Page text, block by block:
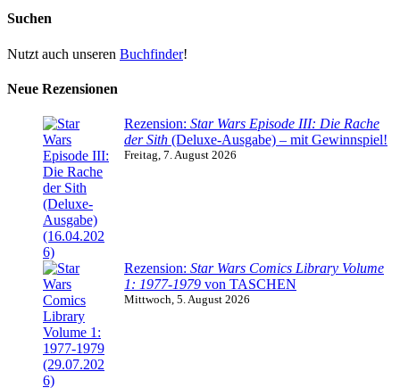
Suchen
Nutzt auch unseren Buchfinder!
Neue Rezensionen
Rezension: Star Wars Episode III: Die Rache
der Sith (Deluxe-Ausgabe) – mit Gewinnspiel!
Freitag, 7. August 2026
Rezension: Star Wars Comics Library Volume
1: 1977-1979 von TASCHEN
Mittwoch, 5. August 2026